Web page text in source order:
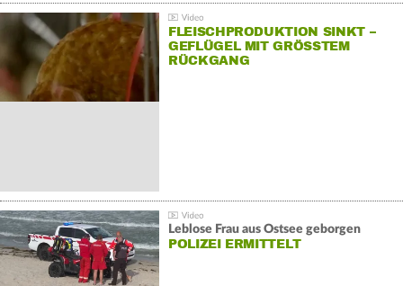
FLEISCHPRODUKTION SINKT –
GEFLÜGEL MIT GRÖSSTEM R
ÜCKGANG
Leblose Frau aus Ostsee geborgen
POLIZEI ERMITTELT